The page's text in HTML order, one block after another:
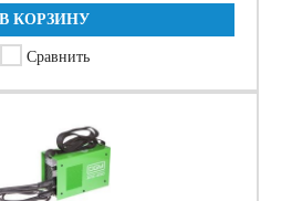
В КОРЗИНУ
Сравнить